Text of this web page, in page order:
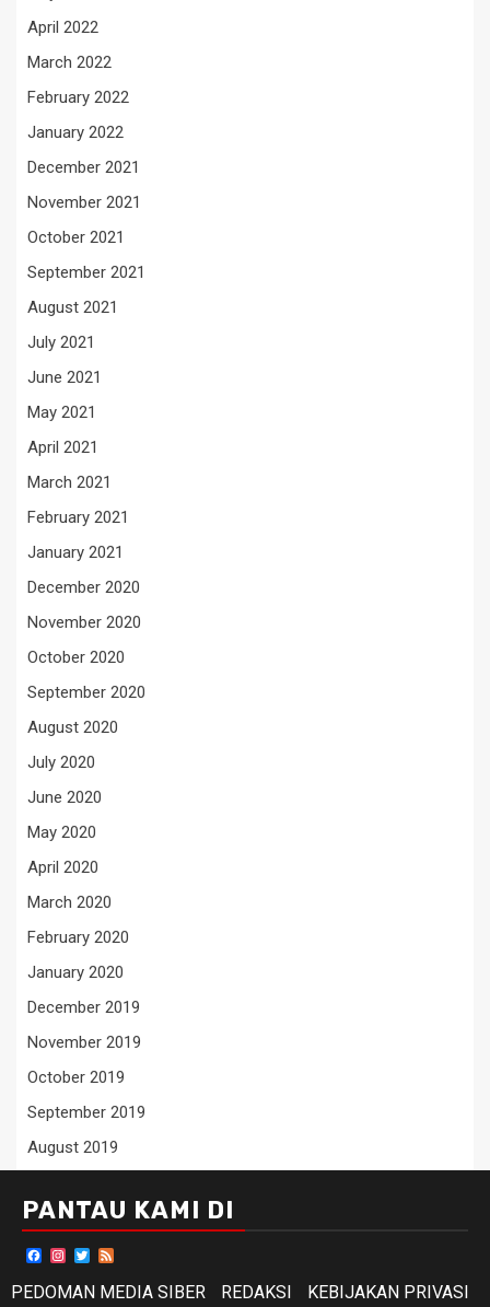
April 2022
March 2022
February 2022
January 2022
December 2021
November 2021
October 2021
September 2021
August 2021
July 2021
June 2021
May 2021
April 2021
March 2021
February 2021
January 2021
December 2020
November 2020
October 2020
September 2020
August 2020
July 2020
June 2020
May 2020
April 2020
March 2020
February 2020
January 2020
December 2019
November 2019
October 2019
September 2019
August 2019
PANTAU KAMI DI
Facebook
Instagram
Twitter
PEDOMAN MEDIA SIBER
REDAKSI KEBIJAKAN PRIVASI